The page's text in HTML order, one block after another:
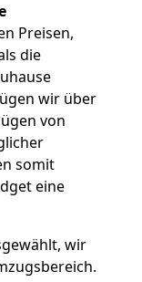
Preisen,
die
wir über
von
somit
eine
wir